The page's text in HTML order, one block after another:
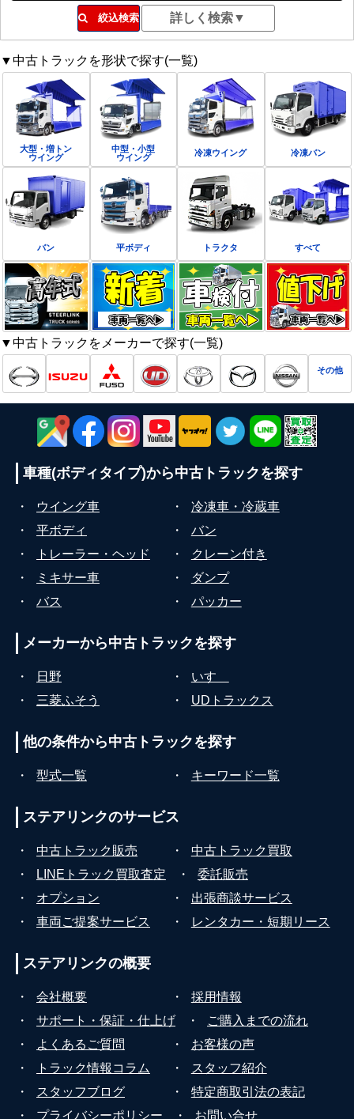
絞込検索
▼中古トラックを形状で探す(一覧)
大型・増トン
ウイング
中型・小型
ウイング
冷凍ウイング 冷凍バン
バン 平ボディ トラクタ すべて
▼中古トラックをメーカーで探す(一覧)
その他
車種(ボディタイプ)から中古トラックを探す
・ ウイング車 ・
冷凍車・冷蔵車
・
平ボディ ・
バン
・
トレーラー・ヘッド ・
クレーン付き
・
ミキサー車 ・
ダンプ
・
バス ・ パッカー
メーカーから中古トラックを探す
・ 日野 ・
いすゞ
・
三菱ふそう ・ UDトラックス
他の条件から中古トラックを探す
・ 型式一覧 ・ キーワード一覧
ステアリンクのサービス
・ 中古トラック販売 ・
中古トラック買取
・
LINEトラック買取査定 ・
委託販売
・
オプション ・
出張商談サービス
・
車両ご提案サービス ・ レンタカー・短期リース
ステアリンクの概要
・ 会社概要 ・
採用情報
・
サポート・保証・仕上げ ・
ご購入までの流れ
・
よくあるご質問 ・
お客様の声
・
トラック情報コラム ・
スタッフ紹介
・
スタッフブログ ・
特定商取引法の表記
・
プライバシーポリシー ・ お問い合せ